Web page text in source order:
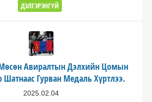
ДЭЛГЭРЭНГҮЙ
Авиралтын Дэлхийн Цомын
Шатнаас Гурван Медаль Хүртлээ.
2025.02.04